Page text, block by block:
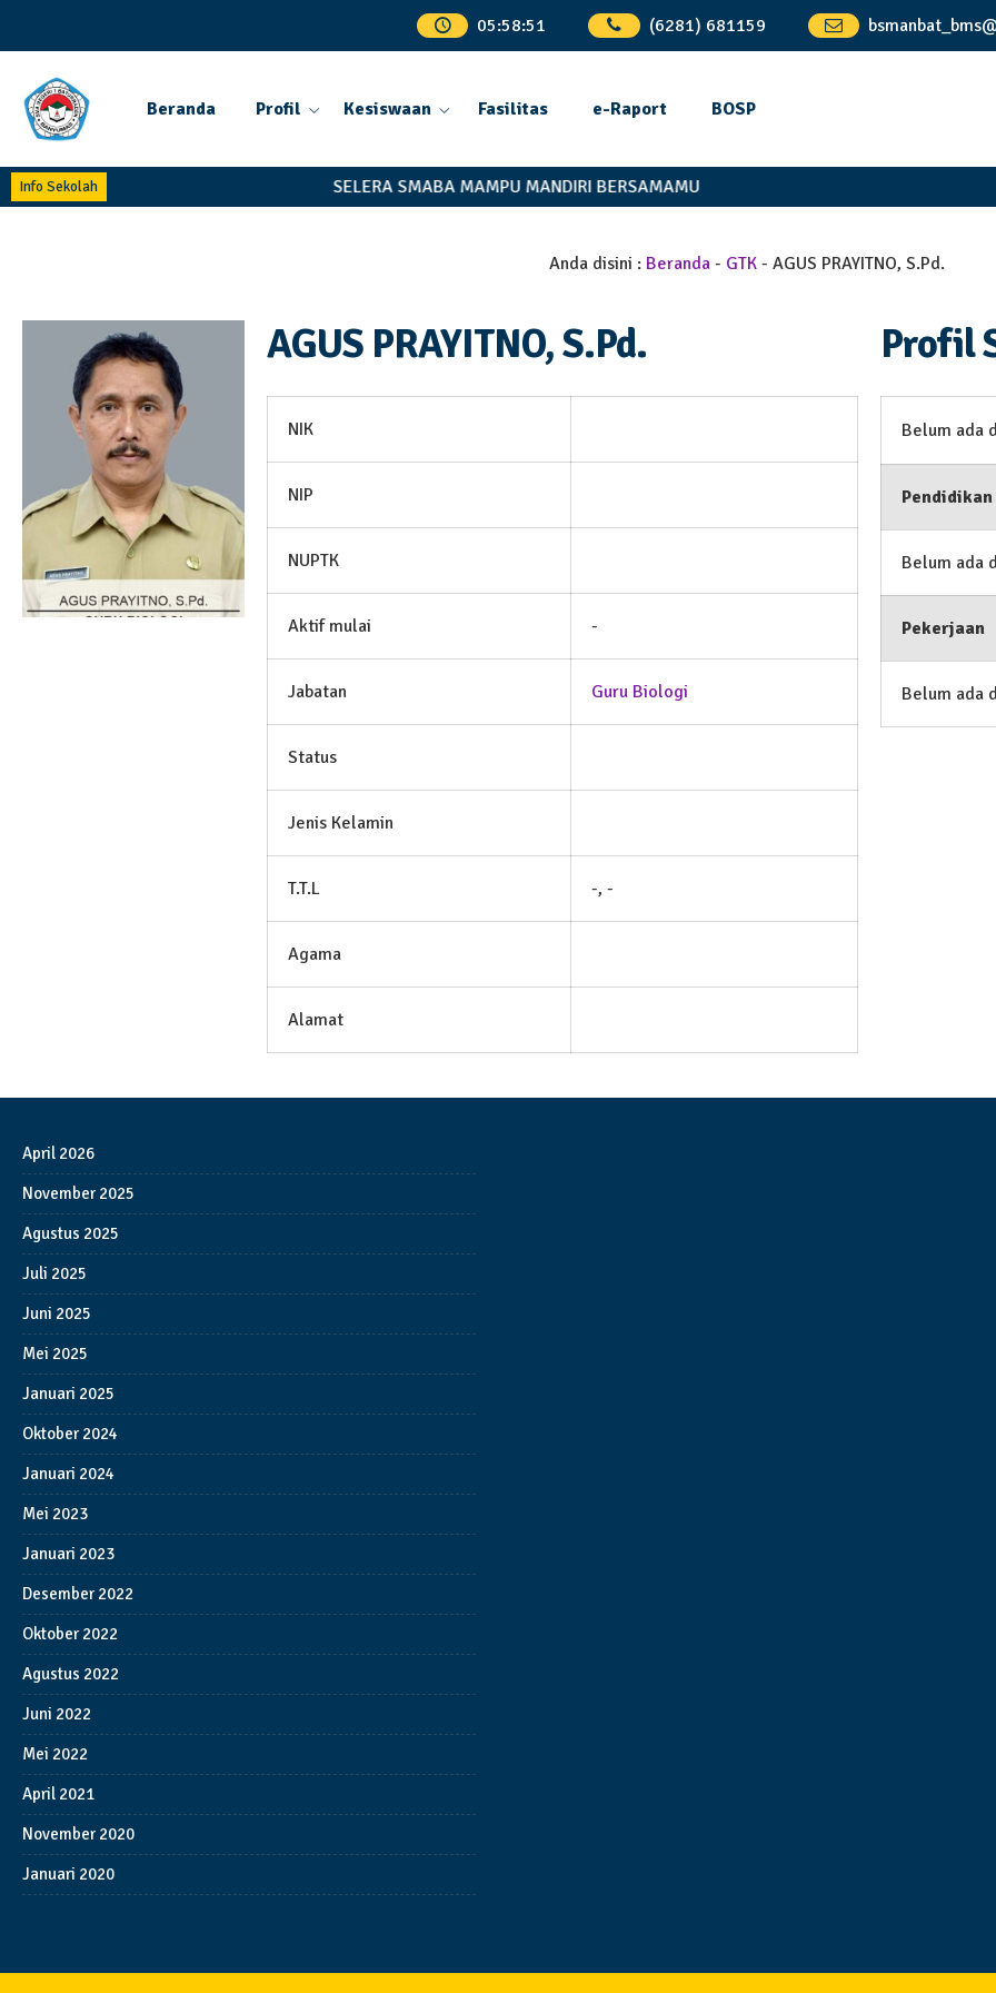
05:58:52 (6281) 681159
Beranda Profil Kesiswaan Fasilitas e-Raport BOSP
Info Sekolah SELERA SMABA MAMPU MANDIRI BERSAMAMU
Anda disini : Beranda - GTK - AGUS PRAYITNO, S.Pd.
AGUS PRAYITNO, S.Pd.
NIK
NIP
NUPTK
Aktif mulai -
Jabatan Guru Biologi
Status
Jenis Kelamin
T.T.L -, -
Agama
Alamat
Profil
Belum ada
Pendidikan
Belum ada
Pekerjaan
Belum ada
April 2026
November 2025
Agustus 2025
Juli 2025
Juni 2025
Mei 2025
Januari 2025
Oktober 2024
Januari 2024
Mei 2023
Januari 2023
Desember 2022
Oktober 2022
Agustus 2022
Juni 2022
Mei 2022
April 2021
November 2020
Januari 2020